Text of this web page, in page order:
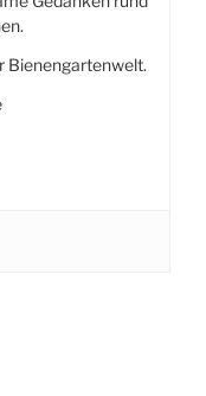
Bienengartenwelt.